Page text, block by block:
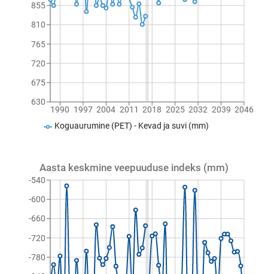
1990 1997 2004 2011 2018 2025 2032 2039 2046
630
675
720
765
810
855
Koguaurumine (PET) - Kevad ja suvi (mm)
Aasta keskmine veepuuduse indeks (mm)
-780
-720
-660
-600
-540